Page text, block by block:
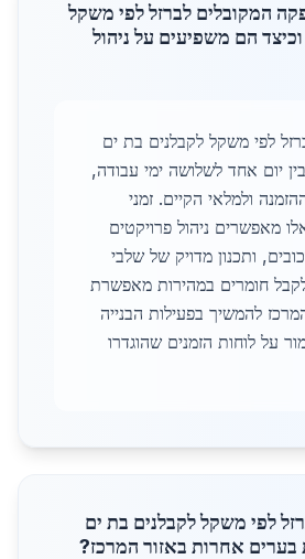
המקובלים לברזל לפי משקל
הם משפיעים על ניהול
לפי משקל לקבלנים בת ים
יום אחד לשלושה ימי עבודה,
ולמלאי הקיים. זמני
מאפשרים ניהול פרויקטים
ותכנון מדויק של שלבי
לקבל חומרים במהירות מאפשרת
להמשיך בפעילות הבנייה
על לוחות הזמנים שהוגדרו
לפי משקל לקבלנים בת ים
בערים אחרות באזור המרכז?